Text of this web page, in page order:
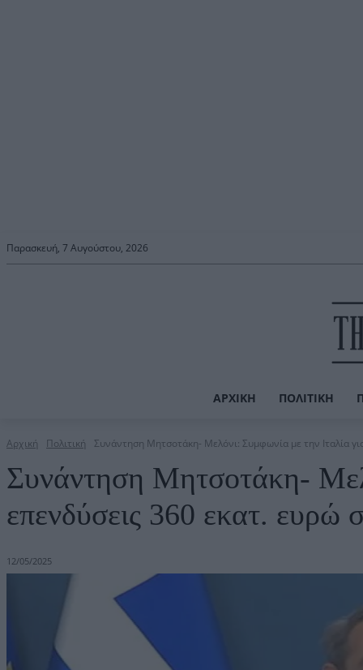
Παρασκευή, 7 Αυγούστου, 2026
ΑΡΧΙΚΉ ΠΟΛΙΤΙΚΉ
Αρχική Πολιτική Συνάντηση Μητσοτάκη- Μελόνι: Συμφωνία με την Ιταλία
Συνάντηση Μητσοτάκη-
επενδύσεις 360 εκατ. ευρώ
12/05/2025